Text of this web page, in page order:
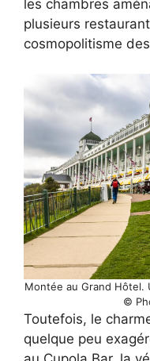
les chambres
plusieurs
cosmopolitisme
Montée au Grand Hôtel.
©
Toutefois, le
quelque peu